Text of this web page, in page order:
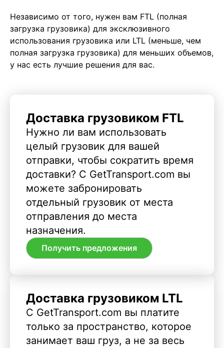
Независимо от того, нужен вам FTL (полная
загрузка грузовика) для эксклюзивного
использования грузовика или LTL (меньше, чем
полная загрузка грузовика) для меньших объемов,
у нас есть лучшие решения для вас.
Доставка грузовиком FTL
Нужно ли вам использовать
целый грузовик для вашей
отправки, чтобы сократить время
доставки? С GetTransport.com вы
можете забронировать
отдельный грузовик от места
отправления до места
назначения.
Получить предложения
Доставка грузовиком LTL
С GetTransport.com вы платите
только за пространство, которое
занимает ваш груз, а не за весь